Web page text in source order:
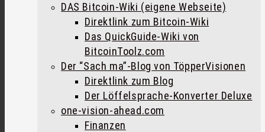
DAS Bitcoin-Wiki (eigene Webseite)
Direktlink zum Bitcoin-Wiki
Das QuickGuide-Wiki von
BitcoinToolz.com
Der “Sach ma”-Blog von TöpperVisionen
Direktlink zum Blog
Der Löffelsprache-Konverter Deluxe
one-vision-ahead.com
Finanzen